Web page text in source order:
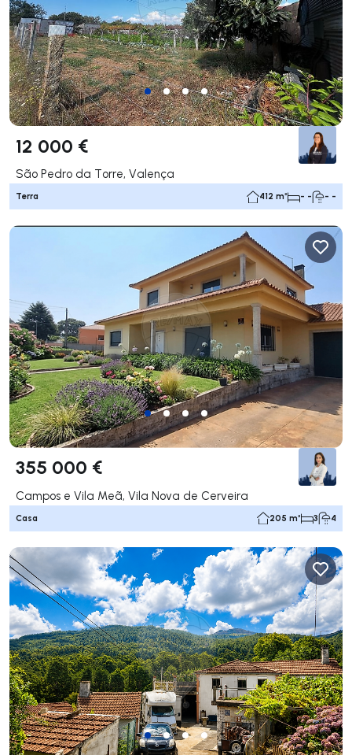
12 000 €
São Pedro da Torre, Valença
Terra 412 m² - - - -
355 000 €
Campos e Vila Meã, Vila Nova de Cerveira
Casa 205 m² 3 4